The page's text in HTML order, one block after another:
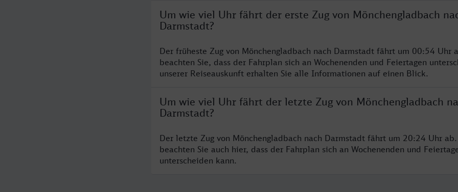
Um wie viel Uhr fährt der erste Zug von Mönchengladbach
Darmstadt?
Der früheste Zug von Mönchengladbach nach Darmstadt fährt um 00:54 Uhr
beachten Sie, dass der Fahrplan sich an Wochenenden und Feiertagen
unserer Reiseauskunft erhalten Sie alle Informationen auf einen Blick.
Um wie viel Uhr fährt der letzte Zug von Mönchengladbach
Darmstadt?
Der letzte Zug von Mönchengladbach nach Darmstadt fährt um 20:24 Uhr
beachten Sie auch hier, dass der Fahrplan sich an Wochenenden und
unterscheiden kann.